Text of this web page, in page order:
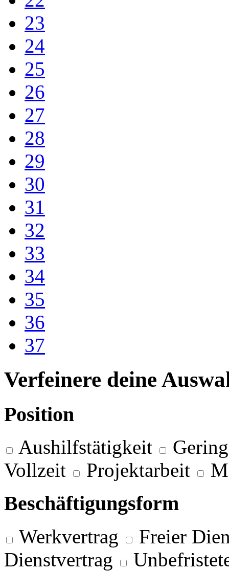
23
24
25
26
27
28
29
30
31
32
33
34
35
36
37
Verfeinere deine
Position
Aushilfstätigkeit
Vollzeit
Projektarbeit
Beschäftigungsform
Werkvertrag
Freier
Dienstvertrag